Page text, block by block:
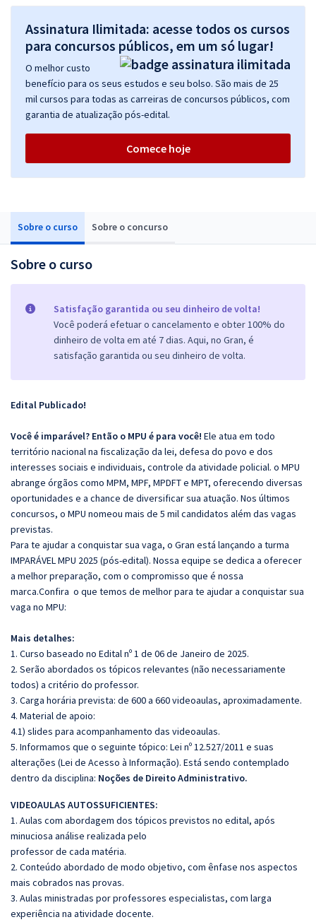
Sobre o curso Sobre o concurso
Sobre o curso
Satisfação garantida ou seu dinheiro de volta!
Você poderá efetuar o cancelamento e obter 100% do
dinheiro de volta em até 7 dias. Aqui, no Gran, é
satisfação garantida ou seu dinheiro de volta.
Edital Publicado!
Você é imparável? Então o MPU é para você! Ele atua em todo
território nacional na fiscalização da lei, defesa do povo e dos
interesses sociais e individuais, controle da atividade policial. o MPU
abrange órgãos como MPM, MPF, MPDFT e MPT, oferecendo diversas
oportunidades e a chance de diversificar sua atuação. Nos últimos
concursos, o MPU nomeou mais de 5 mil candidatos além das vagas
previstas.
Para te ajudar a conquistar sua vaga, o Gran está lançando a turma
IMPARÁVEL MPU 2025 (pós-edital). Nossa equipe se dedica a oferecer
a melhor preparação, com o compromisso que é nossa
marca.Confira o que temos de melhor para te ajudar a conquistar sua
vaga no MPU:
Mais detalhes:
1. Curso baseado no Edital nº 1 de 06 de Janeiro de 2025.
2. Serão abordados os tópicos relevantes (não necessariamente
todos) a critério do professor.
3. Carga horária prevista: de 600 a 660 videoaulas, aproximadamente.
4. Material de apoio:
4.1) slides para acompanhamento das videoaulas.
5. Informamos que o seguinte tópico: Lei nº 12.527/2011 e suas
alterações (Lei de Acesso à Informação). Está sendo contemplado
dentro da disciplina: Noções de Direito Administrativo.
VIDEOAULAS AUTOSSUFICIENTES:
1. Aulas com abordagem dos tópicos previstos no edital, após
minuciosa análise realizada pelo
professor de cada matéria.
2. Conteúdo abordado de modo objetivo, com ênfase nos aspectos
mais cobrados nas provas.
3. Aulas ministradas por professores especialistas, com larga
experiência na atividade docente.
Assinatura Ilimitada: acesse todos os cursos
para concursos públicos, em um só lugar!
O melhor custo
benefício para os seus estudos e seu bolso. São mais de 25
mil cursos para todas as carreiras de concursos públicos, com
garantia de atualização pós-edital.
Comece hoje